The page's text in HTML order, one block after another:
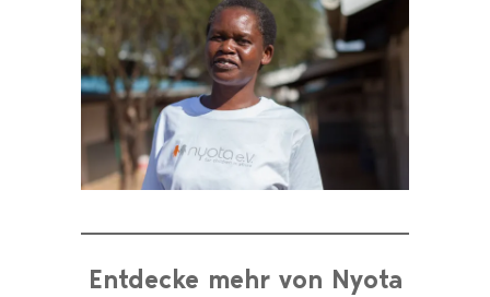
Entdecke mehr von Nyota